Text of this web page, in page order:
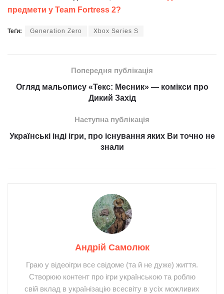
предмети у Team Fortress 2?
Теґи: Generation Zero Xbox Series S
Попередня публікація
Огляд мальопису «Текс: Месник» — комікси про
Дикий Захід
Наступна публікація
Українські інді ігри, про існування яких Ви точно не
знали
Андрій Самолюк
Граю у відеоігри все свідоме (та й не дуже) життя.
Створюю контент про ігри українською та роблю
свій вклад в українізацію всесвіту в усіх можливих